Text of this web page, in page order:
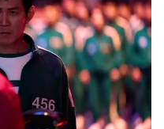
động sản
lòng Việt
mình bằng AI